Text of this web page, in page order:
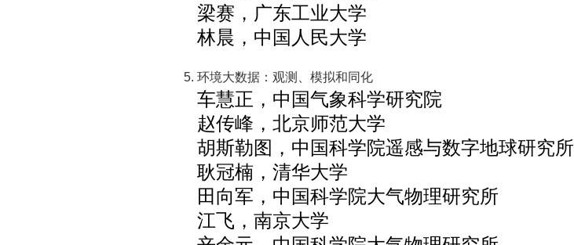
梁赛，广东工业大学
林晨，中国人民大学
环境大数据：观测、模拟和同化
车慧正，中国气象科学研究院
赵传峰，北京师范大学
胡斯勒图，中国科学院遥感与数字地球研究所
耿冠楠，清华大学
田向军，中国科学院大气物理研究所
江飞，南京大学